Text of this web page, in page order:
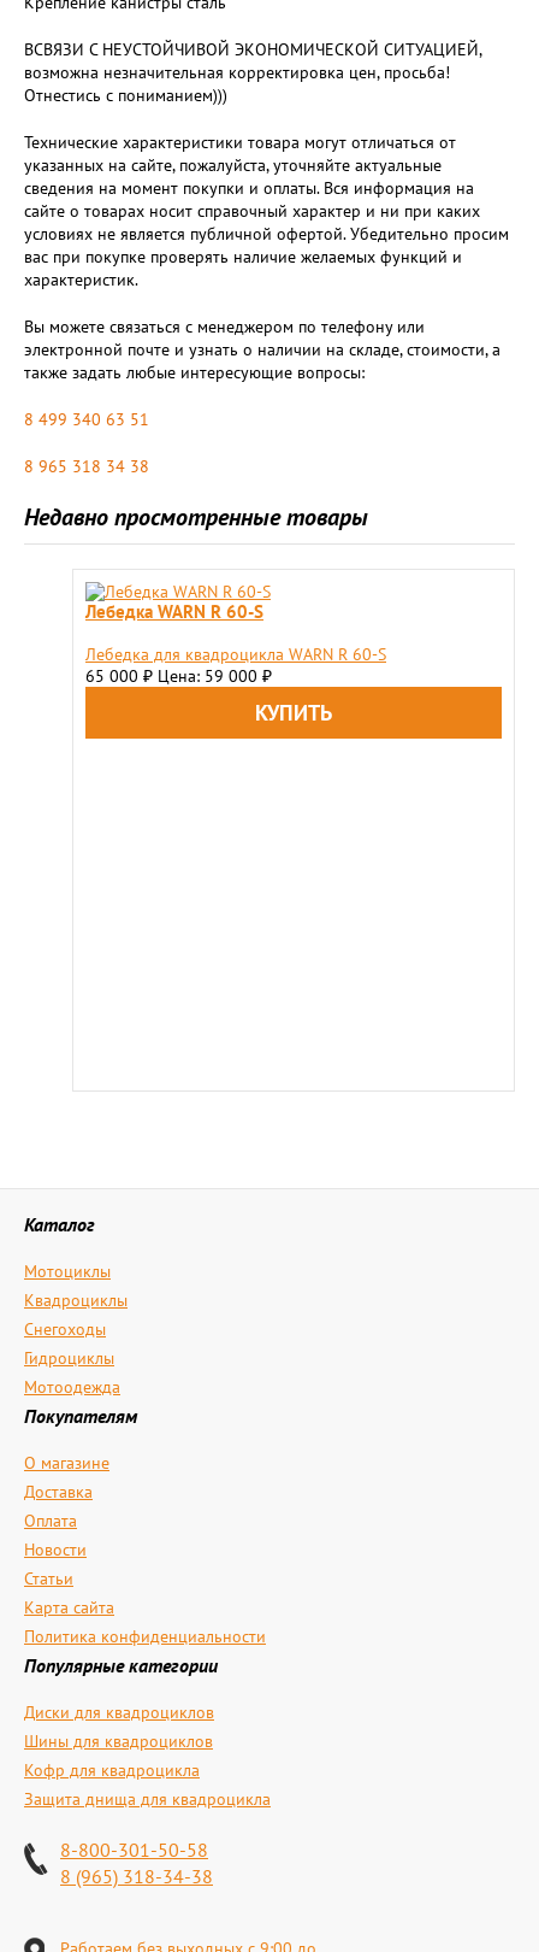
ВСВЯЗИ С НЕУСТОЙЧИВОЙ ЭКОНОМИЧЕСКОЙ СИТУАЦИЕЙ,
возможна незначительная корректировка цен, просьба!
Отнестись с пониманием)))
Технические характеристики товара могут отличаться от
указанных на сайте, пожалуйста, уточняйте актуальные
сведения на момент покупки и оплаты. Вся информация на
сайте о товарах носит справочный характер и ни при каких
условиях не является публичной офертой. Убедительно просим
вас при покупке проверять наличие желаемых функций и
характеристик.
Вы можете связаться с менеджером по телефону или
электронной почте и узнать о наличии на складе, стоимости, а
также задать любые интересующие вопросы:
8 499 340 63 51
8 965 318 34 38
Недавно просмотренные товары
Лебедка WARN R 60-S
Лебедка для квадроцикла WARN R 60-S
65 000 ₽ Цена: 59 000 ₽
Каталог
Мотоциклы
Квадроциклы
Снегоходы
Гидроциклы
Мотоодежда
Покупателям
О магазине
Доставка
Оплата
Новости
Статьи
Карта сайта
Политика конфиденциальности
Популярные категории
Диски для квадроциклов
Шины для квадроциклов
Кофр для квадроцикла
Защита днища для квадроцикла
8-800-301-50-58
8 (965) 318-34-38